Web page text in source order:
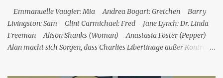
Lehrern sowie eine etwas unbeholfene Schulleiterin versuchen
trotz aller herrschenden Widerst...
Emmanuelle Vaugier: Mia Andrea Bogart: Gretchen Barry
Livingston: Sam Clint Carmichael: Fred Jane Lynch: Dr. Linda
Freeman Alison Shanks (Woman) Anastasia Foster (Pepper)
Alan macht sich Sorgen, dass Charlies Libertinage außer Kontrolle